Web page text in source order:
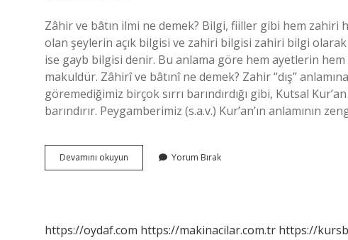
Zâhir ve bâtın ilmi ne demek? Bilgi, fiiller gibi hem zahiri
olan şeylerin açık bilgisi ve zahiri bilgisi zahiri bilgi
ise gayb bilgisi denir. Bu anlama göre hem ayetlerin
makuldür. Zâhirî ve bâtınî ne demek? Zahir “dış”
göremediğimiz birçok sırrı barındırdığı gibi, Kutsal
barındırır. Peygamberimiz (s.a.v.) Kur’an’ın anlamının
Devamını okuyun
I
Demek
Yorum Bırak
https://oydaf.com https://makinacilar.com.tr https://